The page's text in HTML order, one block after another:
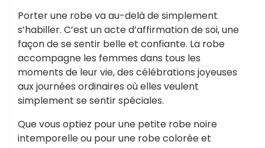
Porter une robe va au-delà de simplement
s’habiller. C’est un acte d’affirmation de soi, une
façon de se sentir belle et confiante. La robe
accompagne les femmes dans tous les
moments de leur vie, des célébrations joyeuses
aux journées ordinaires où elles veulent
simplement se sentir spéciales.
Que vous optiez pour une petite robe noire
intemporelle ou pour une robe colorée et